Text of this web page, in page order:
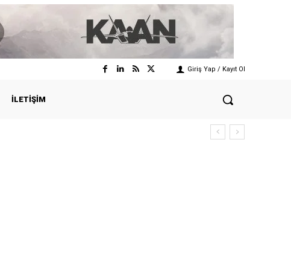
Giriş Yap / Kayıt Ol
İLETIŞIM